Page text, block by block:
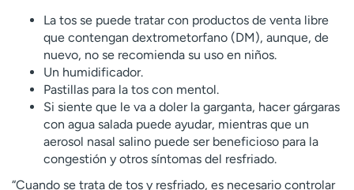
La tos se puede tratar con productos de venta libre
que contengan dextrometorfano (DM), aunque, de
nuevo, no se recomienda su uso en niños.
Un humidificador.
Pastillas para la tos con mentol.
Si siente que le va a doler la garganta, hacer gárgaras
con agua salada puede ayudar, mientras que un
aerosol nasal salino puede ser beneficioso para la
congestión y otros síntomas del resfriado.
“Cuando se trata de tos y resfriado, es necesario controlar